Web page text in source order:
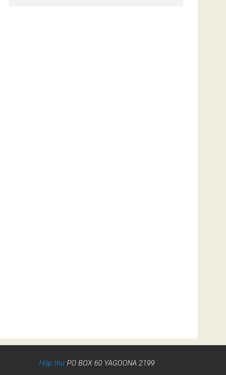
Hộp thưPO BOX 60 YAGOONA 2199